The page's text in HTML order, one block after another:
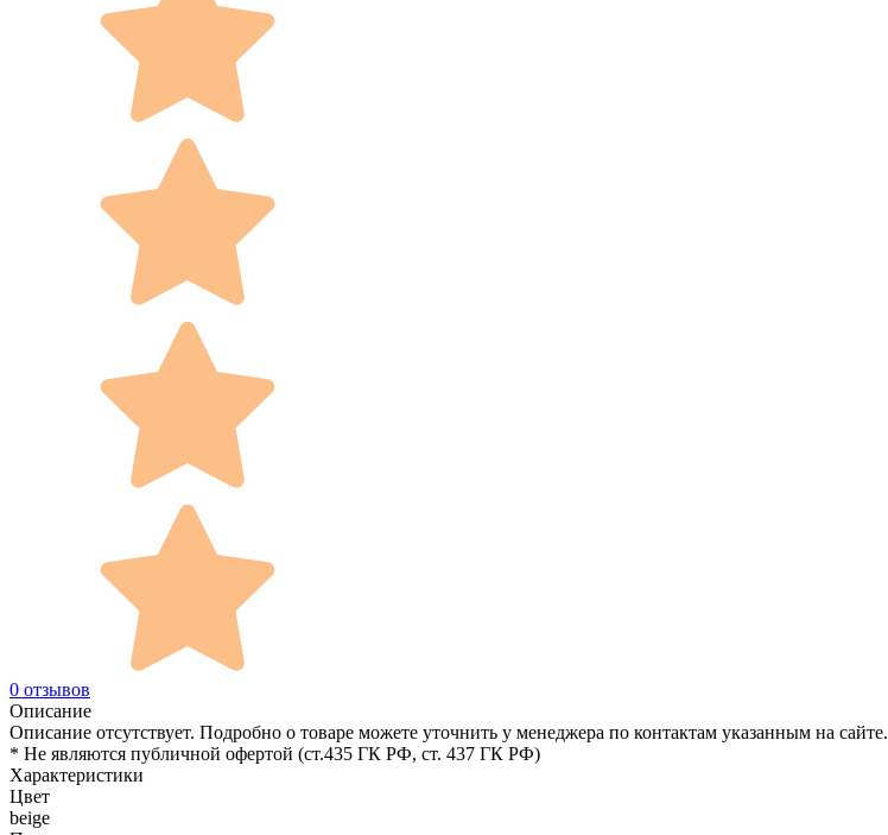
0 отзывов
Описание
Описание отсутствует. Подробно о товаре можете уточнить у менеджера по контактам указанным на сайте.
* Не являются публичной офертой (ст.435 ГК РФ, cт. 437 ГК РФ)
Характеристики
Цвет
beige